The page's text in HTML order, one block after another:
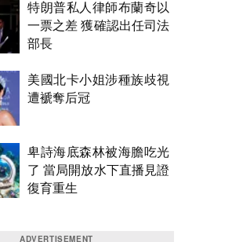
特朗普私人律師布蘭奇以
一票之差 獲確認出任司法
部長
美國北卡小姐涉種族歧視
遭褫奪后冠
卑詩海底森林被海膽吃光
了 當局開放水下直播見證
復育重生